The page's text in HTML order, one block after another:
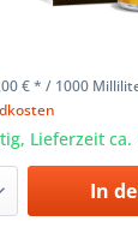
€ * / 1000
Lieferzeit ca.
In